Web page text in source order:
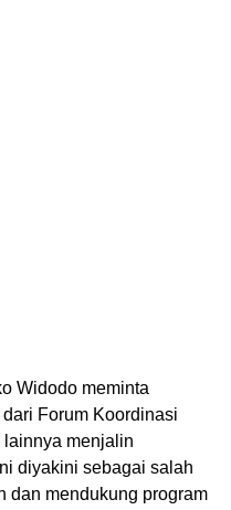
Widodo meminta
Forum Koordinasi
lainnya menjalin
diyakini sebagai salah
dan mendukung program